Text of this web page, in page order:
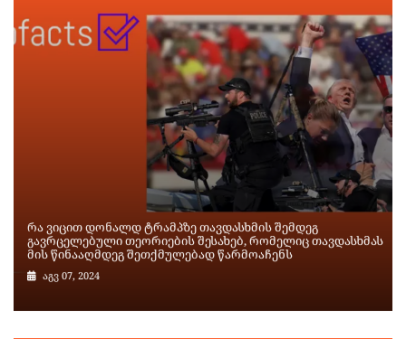
რა ვიცით დონალდ ტრამპზე თავდასხმის შემდეგ
გავრცელებული თეორიების შესახებ, რომელიც თავდასხმას
მის წინააღმდეგ შეთქმულებად წარმოაჩენს
აგვ 07, 2024